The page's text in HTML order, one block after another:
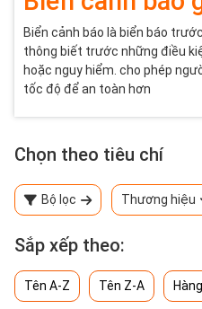
Biển cảnh báo là biển báo
thông biết trước những điều
hoặc nguy hiểm. cho phép
tốc độ để an toàn hơn
Chọn theo tiêu chí
Bộ lọc Thương hiệu
Sắp xếp theo:
Tên A-Z Tên Z-A